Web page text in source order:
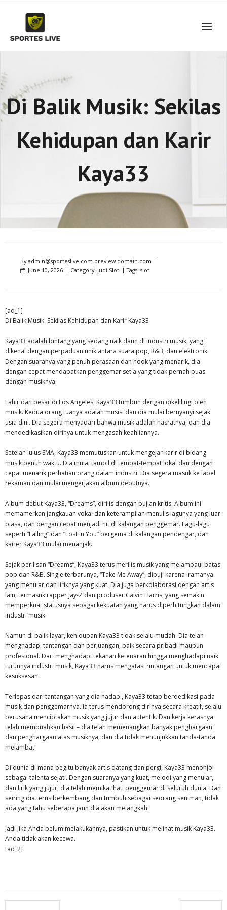
Di Balik Musik: Sekilas
Kehidupan dan Karir
Kaya33
Byadmin@sporteslive-com.preview-domain.com
June 10, 2026
Category: Judi Slot Tags: slot
[ad_1]
Di Balik Musik: Sekilas Kehidupan dan Karir Kaya33
Kaya33 adalah bintang yang sedang naik daun di industri musik, yang
dikenal dengan perpaduan unik antara suara pop, R&B, dan elektronik.
Dengan suaranya yang penuh perasaan dan hook yang menarik, dia
dengan cepat mendapatkan penggemar setia yang tidak pernah puas
dengan musiknya.
Lahir dan besar di Los Angeles, Kaya33 tumbuh dengan dikelilingi oleh
musik. Kedua orang tuanya adalah musisi dan dia mulai bernyanyi sejak
usia dini. Dia segera menyadari bahwa musik adalah hasratnya, dan dia
mendedikasikan dirinya untuk mengasah keahliannya.
Setelah lulus SMA, Kaya33 memutuskan untuk mengejar karir di bidang
musik penuh waktu. Dia mulai tampil di tempat-tempat lokal dan dengan
cepat menarik perhatian orang dalam industri. Dia segera masuk ke label
rekaman dan mulai mengerjakan album debutnya.
Album debut Kaya33, “Dreams”, dirilis dengan pujian kritis. Album ini
memamerkan jangkauan vokal dan keterampilan menulis lagunya yang luar
biasa, dan dengan cepat menjadi hit di kalangan penggemar. Lagu-lagu
seperti “Falling” dan “Lost in You” bergema di kalangan pendengar, dan
karier Kaya33 mulai menanjak.
Sejak perilisan “Dreams”, Kaya33 terus merilis musik yang melampaui batas
pop dan R&B. Single terbarunya, “Take Me Away”, dipuji karena iramanya
yang menular dan liriknya yang kuat. Dia juga berkolaborasi dengan artis
lain, termasuk rapper Jay-Z dan produser Calvin Harris, yang semakin
memperkuat statusnya sebagai kekuatan yang harus diperhitungkan dalam
industri musik.
Namun di balik layar, kehidupan Kaya33 tidak selalu mudah. Dia telah
menghadapi tantangan dan perjuangan, baik secara pribadi maupun
profesional. Dari menghadapi tekanan ketenaran hingga menghadapi naik
turunnya industri musik, Kaya33 harus mengatasi rintangan untuk mencapai
kesuksesan.
Terlepas dari tantangan yang dia hadapi, Kaya33 tetap berdedikasi pada
musik dan penggemarnya. Ia terus mendorong dirinya secara kreatif, selalu
berusaha menciptakan musik yang jujur ​​dan autentik. Dan kerja kerasnya
telah membuahkan hasil – dia telah memenangkan banyak penghargaan
dan penghargaan atas musiknya, dan dia tidak menunjukkan tanda-tanda
melambat.
Di dunia di mana begitu banyak artis datang dan pergi, Kaya33 menonjol
sebagai talenta sejati. Dengan suaranya yang kuat, melodi yang menular,
dan lirik yang jujur, dia telah memikat hati penggemar di seluruh dunia. Dan
seiring dia terus berkembang dan tumbuh sebagai seorang seniman, tidak
ada yang tahu seberapa jauh dia akan melangkah.
Jadi jika Anda belum melakukannya, pastikan untuk melihat musik Kaya33.
Anda tidak akan kecewa.
[ad_2]